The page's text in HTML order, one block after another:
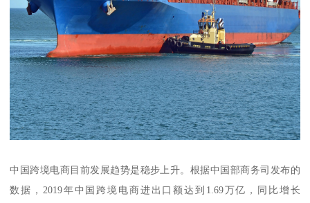
中国跨境电商目前发展趋势是稳步上升。根据中国部商务司发布的
数据，2019年中国跨境电商进出口额达到1.69万亿，同比增长